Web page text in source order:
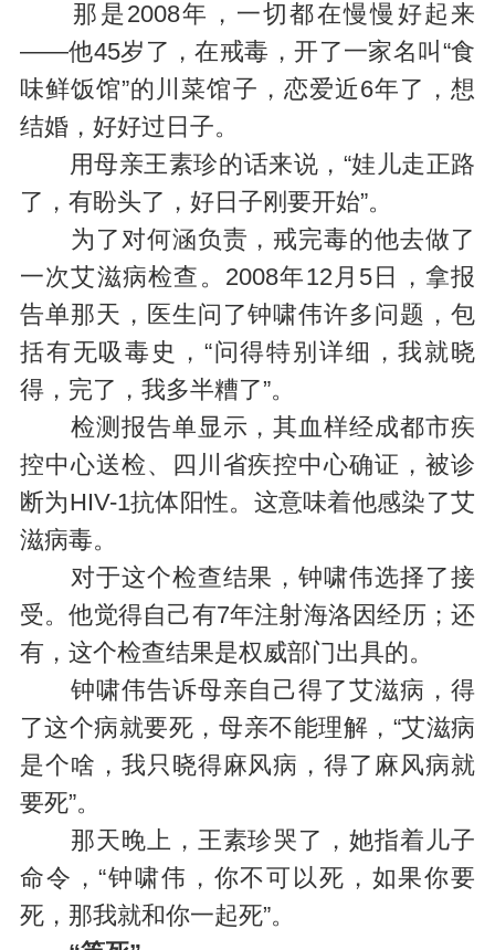
那是2008年，一切都在慢慢好起来
——他45岁了，在戒毒，开了一家名叫“食
味鲜饭馆”的川菜馆子，恋爱近6年了，想
结婚，好好过日子。
用母亲王素珍的话来说，“娃儿走正路
了，有盼头了，好日子刚要开始”。
为了对何涵负责，戒完毒的他去做了
一次艾滋病检查。2008年12月5日，拿报
告单那天，医生问了钟啸伟许多问题，包
括有无吸毒史，“问得特别详细，我就晓
得，完了，我多半糟了”。
检测报告单显示，其血样经成都市疾
控中心送检、四川省疾控中心确证，被诊
断为HIV-1抗体阳性。这意味着他感染了艾
滋病毒。
对于这个检查结果，钟啸伟选择了接
受。他觉得自己有7年注射海洛因经历；还
有，这个检查结果是权威部门出具的。
钟啸伟告诉母亲自己得了艾滋病，得
了这个病就要死，母亲不能理解，“艾滋病
是个啥，我只晓得麻风病，得了麻风病就
要死”。
那天晚上，王素珍哭了，她指着儿子
命令，“钟啸伟，你不可以死，如果你要
死，那我就和你一起死”。